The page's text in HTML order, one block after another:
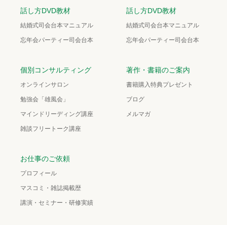
話し方DVD教材
結婚式司会台本マニュアル
忘年会パーティー司会台本
話し方DVD教材
結婚式司会台本マニュアル
忘年会パーティー司会台本
個別コンサルティング
オンラインサロン
勉強会「雄風会」
マインドリーディング講座
雑談フリートーク講座
著作・書籍のご案内
書籍購入特典プレゼント
ブログ
メルマガ
お仕事のご依頼
プロフィール
マスコミ・雑誌掲載歴
講演・セミナー・研修実績